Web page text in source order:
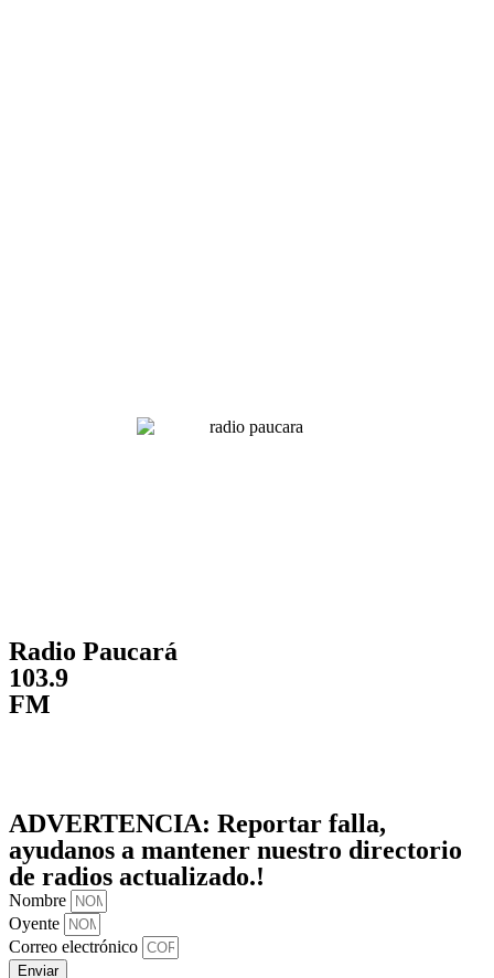
Radio Paucará
103.9
FM
ADVERTENCIA: Reportar falla,
ayudanos a mantener nuestro directorio
de radios actualizado.!
Nombre
Oyente
Correo electrónico
Enviar